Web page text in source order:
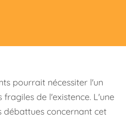
pourrait nécessiter l'un
fragiles de l'existence. L'une
débattues concernant cet